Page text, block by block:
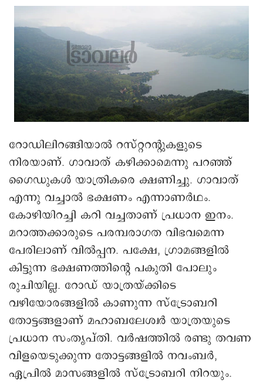
റോഡിലിറങ്ങിയാൽ റസ്റ്ററന്റുകളുടെ
നിരയാണ്. ഗാവാത് കഴിക്കാമെന്നു പറഞ്ഞ്
ഗൈഡുകൾ യാത്രികരെ ക്ഷണിച്ചു. ഗാവാത്
എന്നു വച്ചാൽ ഭക്ഷണം എന്നാണർഥം.
കോഴിയിറച്ചി കറി വച്ചതാണ് പ്രധാന ഇനം.
മറാത്തക്കാരുടെ പരമ്പരാഗത വിഭവമെന്ന
പേരിലാണ് വിൽപ്പന. പക്ഷേ, ഗ്രാമങ്ങളിൽ
കിട്ടുന്ന ഭക്ഷണത്തിന്റെ പകുതി പോലും
രുചിയില്ല. റോഡ് യാത്രയ്ക്കിടെ
വഴിയോരങ്ങളിൽ കാണുന്ന സ്ട്രോബറി
തോട്ടങ്ങളാണ് മഹാബലേശ്വർ യാത്രയുടെ
പ്രധാന സംതൃപ്തി. വർഷത്തിൽ രണ്ടു തവണ
വിളയെടുക്കുന്ന തോട്ടങ്ങളിൽ നവംബർ,
ഏപ്രിൽ മാസങ്ങളിൽ സ്ട്രോബറി നിറയും.